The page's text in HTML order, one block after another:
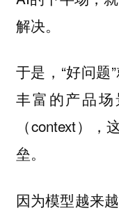
解决。
于是，“好问题
丰富的产品
（context）
垒。
因为模型越来